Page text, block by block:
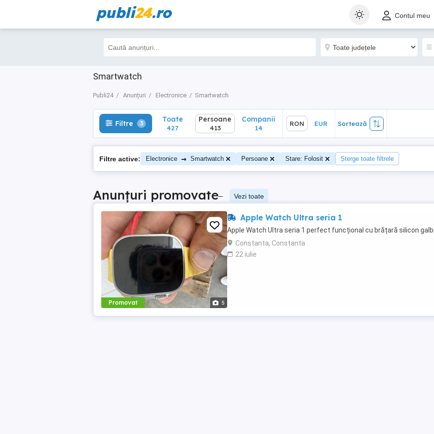
publi24.ro Contul meu
Smartwatch
Publi24 Anunțuri Electronice Smartwatch
Filtre 3 Toate
427
Sortează
Filtre 3 Toate
427
Persoane
413
Companii
14
RON EUR Sortează
Filtre active: Electronice → Smartwatch Persoane Stare: Folosit Șterge toate filtrele
Anunțuri promovate– Vezi toate
Promovat 5
Apple Watch Ultra seria 1
Apple Watch Ultra seria 1 perfect funcțional cu brățară silicon
Constanta, Constanta
22 iulie